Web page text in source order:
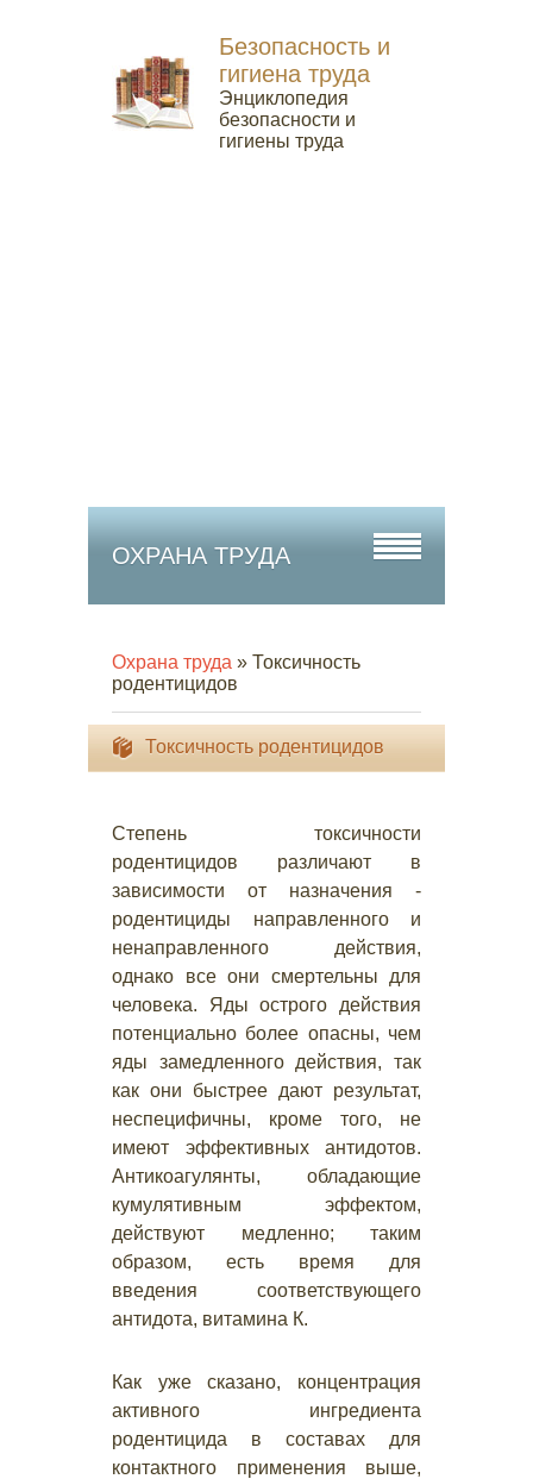
Безопасность и
гигиена труда
Энциклопедия
безопасности и
гигиены труда
ОХРАНА ТРУДА
Охрана труда » Токсичность
родентицидов
Токсичность родентицидов
Степень токсичности
родентицидов различают в
зависимости от назначения -
родентициды направленного и
ненаправленного действия,
однако все они смертельны для
человека. Яды острого действия
потенциально более опасны, чем
яды замедленного действия, так
как они быстрее дают результат,
неспецифичны, кроме того, не
имеют эффективных антидотов.
Антикоагулянты, обладающие
кумулятивным эффектом,
действуют медленно; таким
образом, есть время для
введения соответствующего
антидота, витамина К.
Как уже сказано, концентрация
активного ингредиента
родентицида в составах для
контактного применения выше,